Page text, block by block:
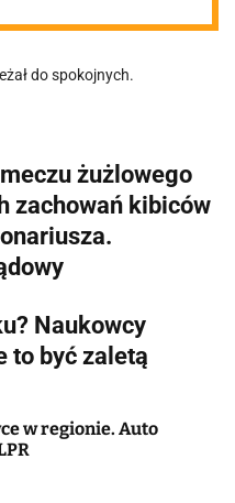
do spokojnych.
żużlowego
zachowań kibiców
Naukowcy
to być zaletą
w regionie. Auto